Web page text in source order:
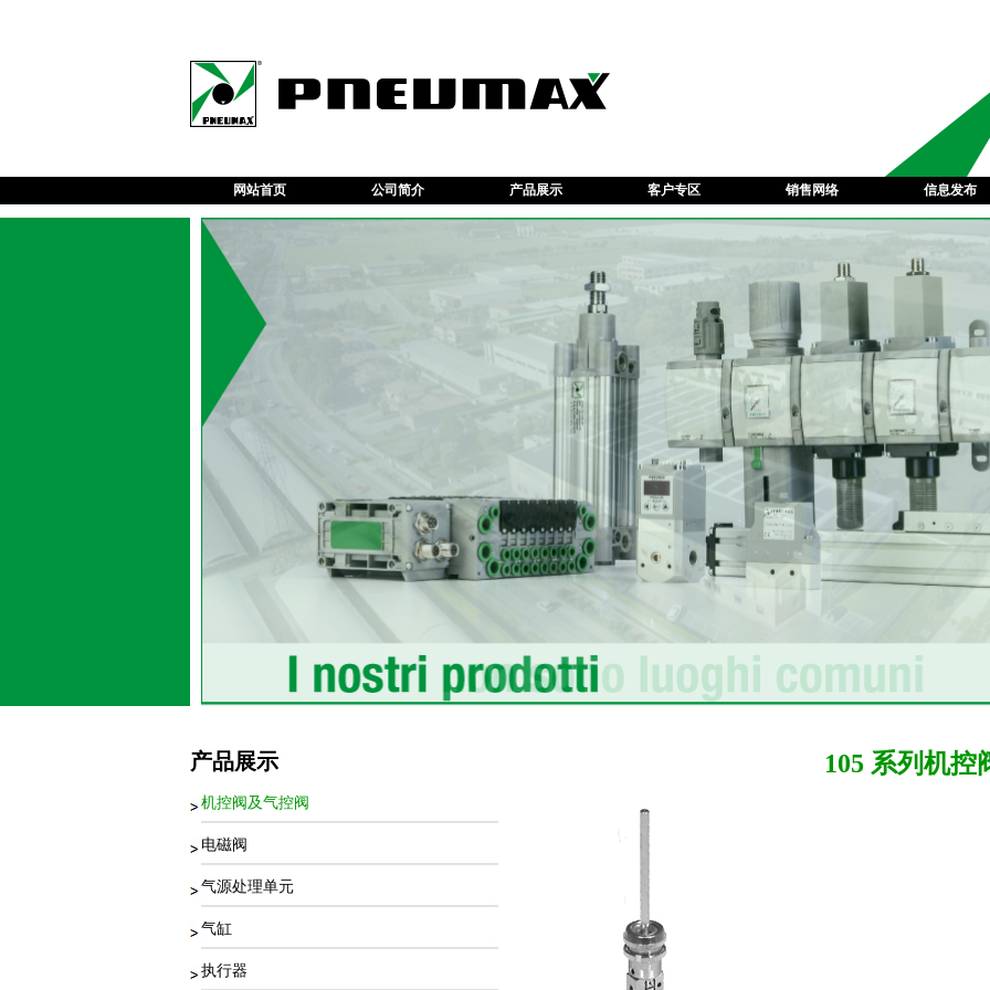
网站首页 公司简介 产品展示 客户专区 销售网络 信息发布
105 系列机控
产品展示
机控阀及气控阀
电磁阀
气源处理单元
气缸
执行器